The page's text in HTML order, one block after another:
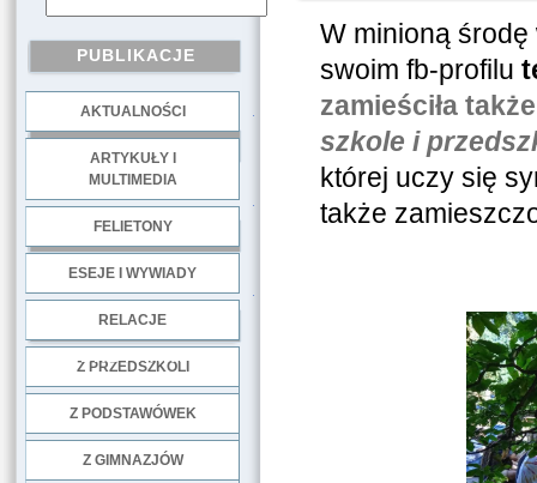
PUBLIKACJE
AKTUALNOŚCI
ARTYKUŁY I
MULTIMEDIA
FELIETONY
ESEJE I WYWIADY
RELACJE
Z PRZEDSZKOLI
Z PODSTAWÓWEK
Z GIMNAZJÓW
W minioną
swoim fb-profilu
zamieściła
szkole i
której uczy się
także